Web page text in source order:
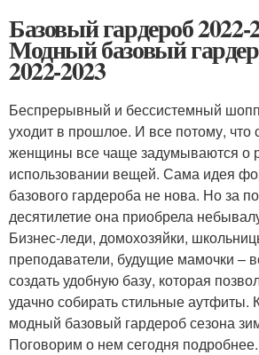
Базовый гардероб 2022-
Модный базовый
2022-2023
Беспрерывный и бессистемный
уходит в прошлое. И все потому,
женщины все чаще задумываются о
использовании вещей. Сама идея
базового гардероба не нова. Но за
десятилетие она приобрела
Бизнес-леди, домохозяйки,
преподаватели, будущие мамочки –
создать удобную базу, которая
удачно собирать стильные аутфиты.
модный базовый гардероб сезона
Поговорим о нем сегодня подробнее.